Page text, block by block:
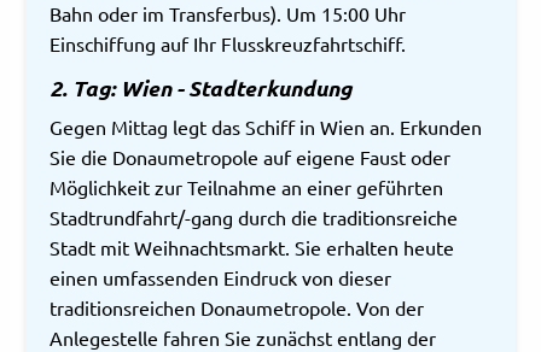
Bahn oder im Transferbus). Um 15:00 Uhr
Einschiffung auf Ihr Flusskreuzfahrtschiff.
2. Tag: Wien - Stadterkundung
Gegen Mittag legt das Schiff in Wien an. Erkunden
Sie die Donaumetropole auf eigene Faust oder
Möglichkeit zur Teilnahme an einer geführten
Stadtrundfahrt/-gang durch die traditionsreiche
Stadt mit Weihnachtsmarkt. Sie erhalten heute
einen umfassenden Eindruck von dieser
traditionsreichen Donaumetropole. Von der
Anlegestelle fahren Sie zunächst entlang der